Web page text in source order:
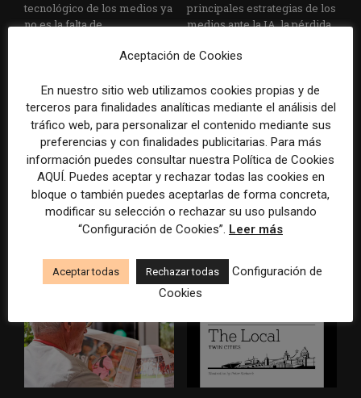
tecnológico de los medios ya
no es la falta de
principales estrategias de los
medios ante la IA, la pérdida
consumo
Veinte ejemplos de uso de la
IA en redacciones, productos
y negocios periodísticos
La bolsa ha borrado hasta el
98% del valor de algunos
grandes grupos de prensa
Aceptación de Cookies
En nuestro sitio web utilizamos cookies propias y de
terceros para finalidades analíticas mediante el análisis del
tráfico web, para personalizar el contenido mediante sus
preferencias y con finalidades publicitarias. Para más
información puedes consultar nuestra Política de Cookies
AQUÍ. Puedes aceptar y rechazar todas las cookies en
bloque o también puedes aceptarlas de forma concreta,
modificar su selección o rechazar su uso pulsando
“Configuración de Cookies”. Leer más
Aceptar todas Rechazar todas
Configuración de
Cookies